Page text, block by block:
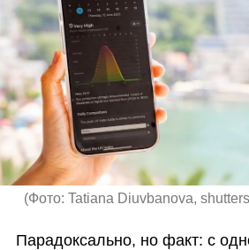
(Фото: Tatiana Diuvbanova,
Парадоксально, но факт: с